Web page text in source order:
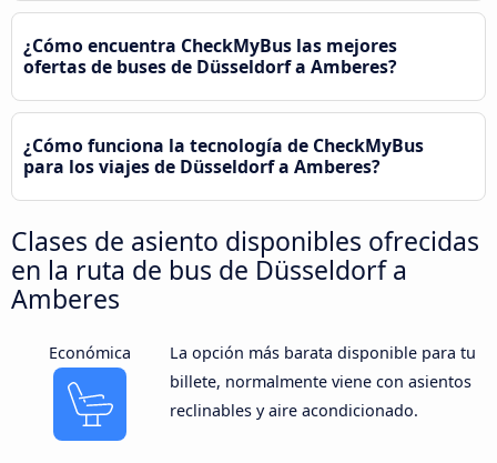
¿Cómo encuentra CheckMyBus las mejores
ofertas de buses de Düsseldorf a Amberes?
¿Cómo funciona la tecnología de CheckMyBus
para los viajes de Düsseldorf a Amberes?
Clases de asiento disponibles ofrecidas
en la ruta de bus de Düsseldorf a
Amberes
Económica
La opción más barata disponible para tu
billete, normalmente viene con asientos
reclinables y aire acondicionado.